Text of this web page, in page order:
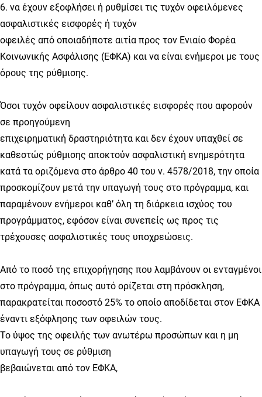
6. να έχουν εξοφλήσει ή ρυθμίσει τις τυχόν οφειλόμενες
ασφαλιστικές εισφορές ή τυχόν
οφειλές από οποιαδήποτε αιτία προς τον Ενιαίο Φορέα
Κοινωνικής Ασφάλισης (ΕΦΚΑ) και να είναι ενήμεροι με τους
όρους της ρύθμισης.
Όσοι τυχόν οφείλουν ασφαλιστικές εισφορές που αφορούν
σε προηγούμενη
επιχειρηματική δραστηριότητα και δεν έχουν υπαχθεί σε
καθεστώς ρύθμισης αποκτούν ασφαλιστική ενημερότητα
κατά τα οριζόμενα στο άρθρο 40 του ν. 4578/2018, την οποία
προσκομίζουν μετά την υπαγωγή τους στο πρόγραμμα, και
παραμένουν ενήμεροι καθ’ όλη τη διάρκεια ισχύος του
προγράμματος, εφόσον είναι συνεπείς ως προς τις
τρέχουσες ασφαλιστικές τους υποχρεώσεις.
Από το ποσό της επιχορήγησης που λαμβάνουν οι ενταγμένοι
στο πρόγραμμα, όπως αυτό ορίζεται στη πρόσκληση,
παρακρατείται ποσοστό 25% το οποίο αποδίδεται στον ΕΦΚΑ
έναντι εξόφλησης των οφειλών τους.
Το ύψος της οφειλής των ανωτέρω προσώπων και η μη
υπαγωγή τους σε ρύθμιση
βεβαιώνεται από τον ΕΦΚΑ,